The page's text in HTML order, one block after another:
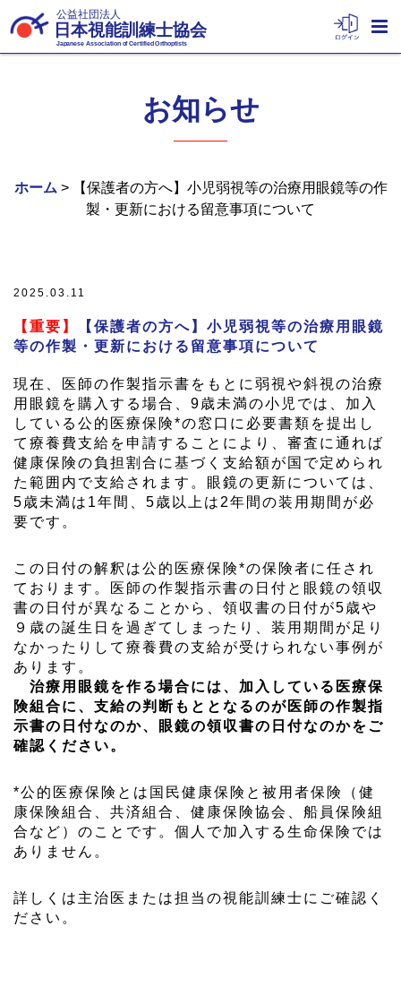
公益社団法人
日本視能訓練士協会
Japanese Association of Certified Orthoptists
お知らせ
ホーム > 【保護者の方へ】小児弱視等の治療用眼鏡等の作
製・更新における留意事項について
2025.03.11
【重要】
【保護者の方へ】小児弱視等の治療用眼鏡
等の作製・更新における留意事項について
現在、医師の作製指示書をもとに弱視や斜視の治療
用眼鏡を購入する場合、9歳未満の小児では、加入
している公的医療保険*の窓口に必要書類を提出し
て療養費支給を申請することにより、審査に通れば
健康保険の負担割合に基づく支給額が国で定められ
た範囲内で支給されます。眼鏡の更新については、
5歳未満は1年間、5歳以上は2年間の装用期間が必
要です。
この日付の解釈は公的医療保険*の保険者に任され
ております。医師の作製指示書の日付と眼鏡の領収
書の日付が異なることから、領収書の日付が5歳や
９歳の誕生日を過ぎてしまったり、装用期間が足り
なかったりして療養費の支給が受けられない事例が
あります。
治療用眼鏡を作る場合には、加入している医療保
険組合に、支給の判断もととなるのが医師の作製指
示書の日付なのか、眼鏡の領収書の日付なのかをご
確認ください。
*公的医療保険とは国民健康保険と被用者保険（健
康保険組合、共済組合、健康保険協会、船員保険組
合など）のことです。個人で加入する生命保険では
ありません。
詳しくは主治医または担当の視能訓練士にご確認く
ださい。